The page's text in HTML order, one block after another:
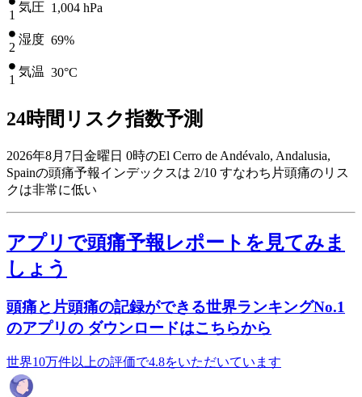
1
気圧 1,004 hPa
2
湿度 69%
1
気温 30°C
24時間リスク指数予測
2026年8月7日金曜日 0時のEl Cerro de Andévalo, Andalusia,
Spainの頭痛予報インデックスは 2/10 すなわち片頭痛のリス
クは非常に低い
アプリで頭痛予報レポートを見てみま
しょう
頭痛と片頭痛の記録ができる世界ランキングNo.1
のアプリの ダウンロードはこちらから
世界10万件以上の評価で4.8をいただいています